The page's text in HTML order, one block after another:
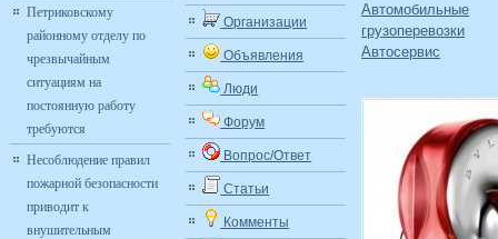
Петриковскому
районному отделу по
чрезвычайным
ситуациям на
постоянную работу
требуются
Несоблюдение правил
пожарной безопасности
приводит к
внушительным
Организации
Объявления
Люди
Форум
Вопрос/Ответ
Статьи
Комменты
Автомобильные
грузоперевозки
Автосервис